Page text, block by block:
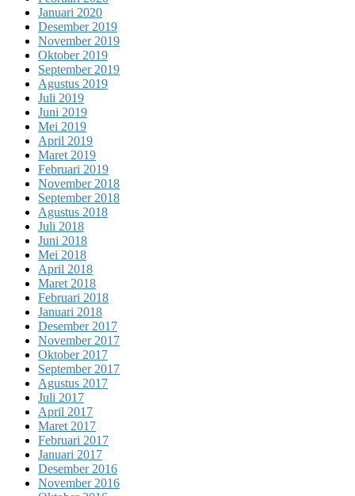
Januari 2020
Desember 2019
November 2019
Oktober 2019
September 2019
Agustus 2019
Juli 2019
Juni 2019
Mei 2019
April 2019
Maret 2019
Februari 2019
November 2018
September 2018
Agustus 2018
Juli 2018
Juni 2018
Mei 2018
April 2018
Maret 2018
Februari 2018
Januari 2018
Desember 2017
November 2017
Oktober 2017
September 2017
Agustus 2017
Juli 2017
April 2017
Maret 2017
Februari 2017
Januari 2017
Desember 2016
November 2016